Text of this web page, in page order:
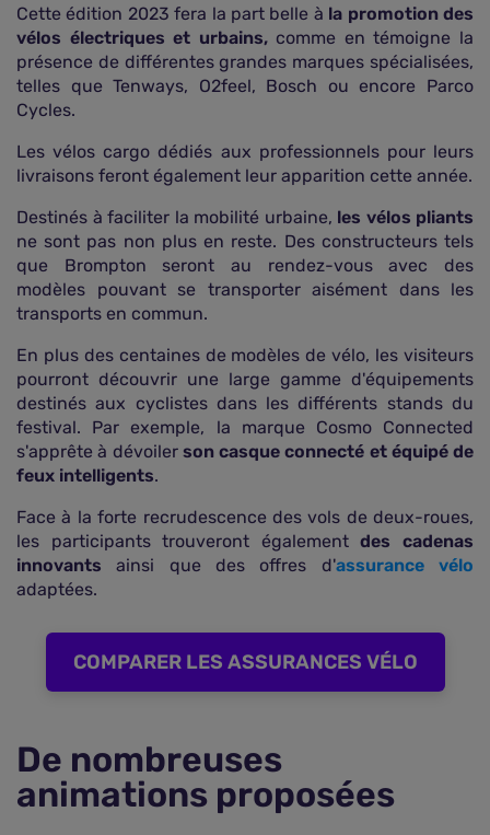
Cette édition 2023 fera la part belle à la promotion des
vélos électriques et urbains, comme en témoigne la
présence de différentes grandes marques spécialisées,
telles que Tenways, O2feel, Bosch ou encore Parco
Cycles.
Les vélos cargo dédiés aux professionnels pour leurs
livraisons feront également leur apparition cette année.
Destinés à faciliter la mobilité urbaine, les vélos pliants
ne sont pas non plus en reste. Des constructeurs tels
que Brompton seront au rendez-vous avec des
modèles pouvant se transporter aisément dans les
transports en commun.
En plus des centaines de modèles de vélo, les visiteurs
pourront découvrir une large gamme d'équipements
destinés aux cyclistes dans les différents stands du
festival. Par exemple, la marque Cosmo Connected
s'apprête à dévoiler son casque connecté et équipé de
feux intelligents.
Face à la forte recrudescence des vols de deux-roues,
les participants trouveront égalementdes cadenas
innovants ainsi que des offres d'assurance vélo
adaptées.
COMPARER LES ASSURANCES VÉLO
De nombreuses
animations proposées